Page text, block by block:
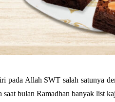
pada Allah SWT salah satunya
bulan Ramadhan banyak list